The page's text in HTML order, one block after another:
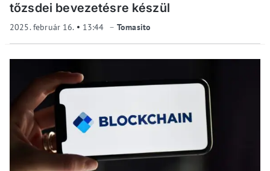
tőzsdei bevezetésre készül
2025. február 16. 13:44 Tomasito